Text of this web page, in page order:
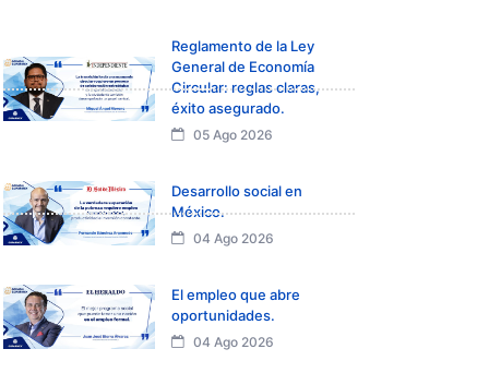
Reglamento de la Ley
General de Economía
Circular: reglas claras,
éxito asegurado.
05 Ago 2026
Desarrollo social en
México.
04 Ago 2026
El empleo que abre
oportunidades.
04 Ago 2026